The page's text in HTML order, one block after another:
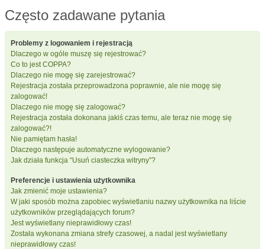
Często zadawane pytania
Problemy z logowaniem i rejestracją
Dlaczego w ogóle muszę się rejestrować?
Co to jest COPPA?
Dlaczego nie mogę się zarejestrować?
Rejestracja została przeprowadzona poprawnie, ale nie mogę się
zalogować!
Dlaczego nie mogę się zalogować?
Rejestracja została dokonana jakiś czas temu, ale teraz nie mogę się
zalogować?!
Nie pamiętam hasła!
Dlaczego następuje automatyczne wylogowanie?
Jak działa funkcja “Usuń ciasteczka witryny”?
Preferencje i ustawienia użytkownika
Jak zmienić moje ustawienia?
W jaki sposób można zapobiec wyświetlaniu nazwy użytkownika na liście
użytkowników przeglądających forum?
Jest wyświetlany nieprawidłowy czas!
Została wykonana zmiana strefy czasowej, a nadal jest wyświetlany
nieprawidłowy czas!